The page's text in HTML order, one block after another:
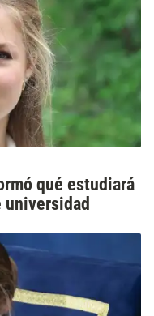
qué estudiará
universidad